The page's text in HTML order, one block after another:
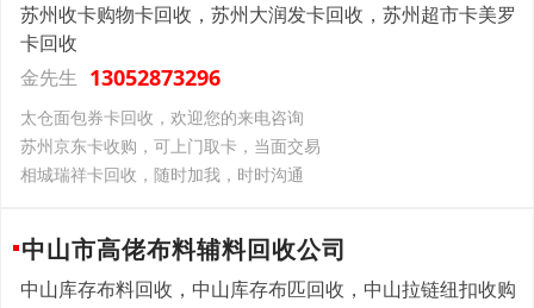
苏州收卡购物卡回收，苏州大润发卡回收，苏州超市卡美罗
卡回收
金先生 13052873296
太仓面包券卡回收，欢迎您的来电咨询
苏州京东卡收购，可上门取卡，当面交易
相城瑞祥卡回收，随时加我，时时沟通
中山市高佬布料辅料回收公司
中山库存布料回收，中山库存布匹回收，中山拉链纽扣收购